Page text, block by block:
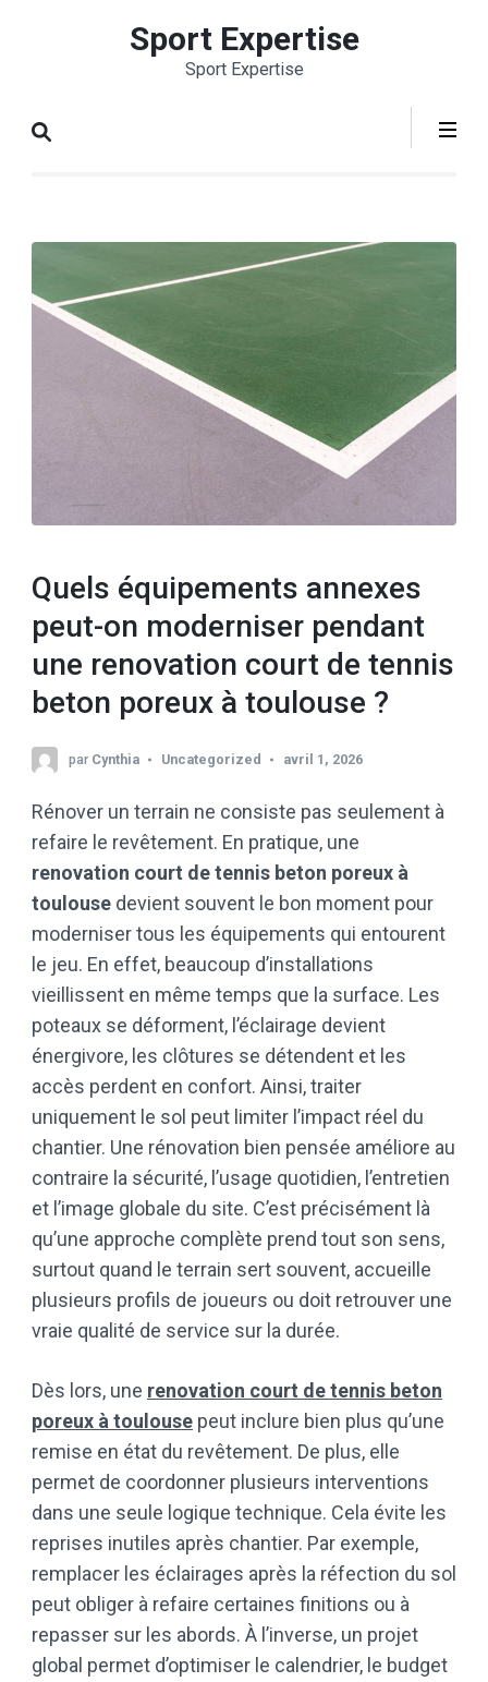
Entrée)
Sport Expertise
Sport Expertise
Quels équipements annexes
peut-on moderniser pendant
une renovation court de tennis
beton poreux à toulouse ?
par Cynthia Uncategorized avril 1, 2026
Rénover un terrain ne consiste pas seulement à
refaire le revêtement. En pratique, une
renovation court de tennis beton poreux à
toulouse devient souvent le bon moment pour
moderniser tous les équipements qui entourent
le jeu. En effet, beaucoup d’installations
vieillissent en même temps que la surface. Les
poteaux se déforment, l’éclairage devient
énergivore, les clôtures se détendent et les
accès perdent en confort. Ainsi, traiter
uniquement le sol peut limiter l’impact réel du
chantier. Une rénovation bien pensée améliore au
contraire la sécurité, l’usage quotidien, l’entretien
et l’image globale du site. C’est précisément là
qu’une approche complète prend tout son sens,
surtout quand le terrain sert souvent, accueille
plusieurs profils de joueurs ou doit retrouver une
vraie qualité de service sur la durée.
Dès lors, une renovation court de tennis beton
poreux à toulouse peut inclure bien plus qu’une
remise en état du revêtement. De plus, elle
permet de coordonner plusieurs interventions
dans une seule logique technique. Cela évite les
reprises inutiles après chantier. Par exemple,
remplacer les éclairages après la réfection du sol
peut obliger à refaire certaines finitions ou à
repasser sur les abords. À l’inverse, un projet
global permet d’optimiser le calendrier, le budget